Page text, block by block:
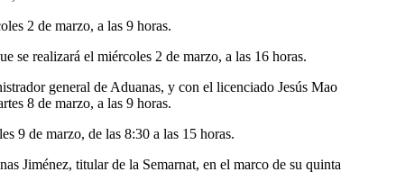
2 de marzo, a las 9 horas.
se realizará el miércoles 2 de marzo, a las 16 horas.
general de Aduanas, y con el licenciado Jesús Mao
8 de marzo, a las 9 horas.
9 de marzo, de las 8:30 a las 15 horas.
Jiménez, titular de la Semarnat, en el marco de su quinta